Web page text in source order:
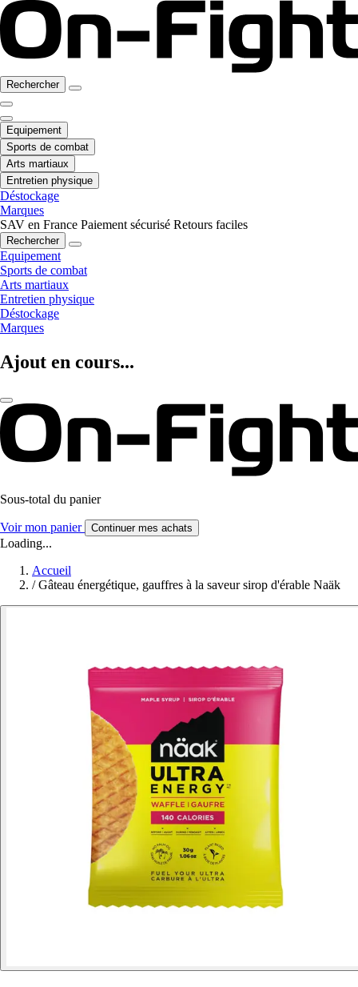
Rechercher
Equipement
Sports de combat
Arts martiaux
Entretien physique
Déstockage
Marques
SAV en France Paiement sécurisé Retours faciles
Rechercher
Equipement
Sports de combat
Arts martiaux
Entretien physique
Déstockage
Marques
Ajout en cours...
Sous-total du panier
Voir mon panier Continuer mes achats
Loading...
Accueil
/ Gâteau énergétique, gauffres à la saveur sirop d'érable Naäk